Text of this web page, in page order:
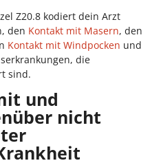
Z20.8 kodiert dein Arzt
den Kontakt mit Masern, den
Kontakt mit Windpocken und
die
sind.
und
nicht